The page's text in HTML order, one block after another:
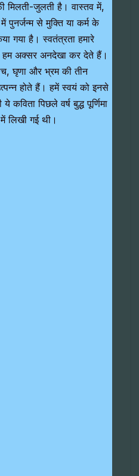
मिलती-जुलती है। वास्तव में,
में पुनर्जन्म से मुक्ति या कर्म के
गया है। स्वतंत्रता हमारे
हम अक्सर अनदेखा कर देते हैं।
घृणा और भ्रम की तीन
होते हैं। हमें स्वयं को इनसे
कविता पिछले वर्ष बुद्ध पूर्णिमा
लिखी गई थी।